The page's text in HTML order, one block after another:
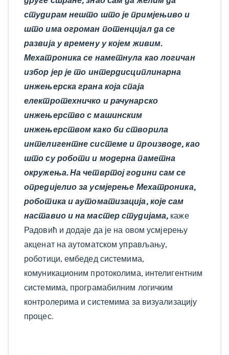
студирам нешто што је примјењиво и
што има огроман потенцијал да се
развија у времену у којем живим.
Мехатроника се наметнула као логичан
избор јер је то интердисциплинарна
инжењерска грана која спаја
електротехничко и рачунарско
инжењерство с машинским
инжењерством како би створила
интелигентне системе и производе, као
што су роботи и модерна паметна
окружења. На четвртој години сам се
опредијелио за усмјерење Мехатроника,
роботика и аутоматизација, које сам
наставио и на мастер студијама, каже
Радовић и додаје да је на овом усмјерењу
акценат на аутоматском управљању,
роботици, ембедед системима,
комуникационим протоколима, интелигентним
системима, програмабилним логичким
контролерима и системима за визуализацију
процес.